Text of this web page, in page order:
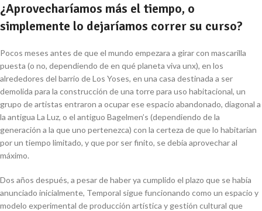
¿Aprovecharíamos más el tiempo, o
simplemente lo dejaríamos correr su curso?
Pocos meses antes de que el mundo empezara a girar con mascarilla
puesta (o no, dependiendo de en qué planeta viva unx), en los
alrededores del barrio de Los Yoses, en una casa destinada a ser
demolida para la construcción de una torre para uso habitacional, un
grupo de artistas entraron a ocupar ese espacio abandonado, diagonal a
la antigua La Luz, o el antiguo Bagelmen’s (dependiendo de la
generación a la que uno pertenezca) con la certeza de que lo habitarían
por un tiempo limitado, y que por ser finito, se debía aprovechar al
máximo.
Dos años después, a pesar de haber ya cumplido el plazo que se había
anunciado inicialmente, Temporal sigue funcionando como un espacio y
modelo experimental de producción artística y gestión cultural que